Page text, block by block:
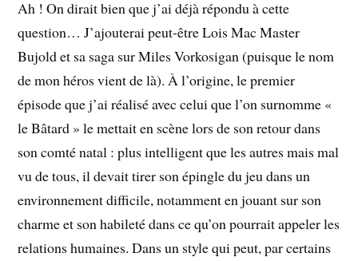
Ah ! On dirait bien que j’ai déjà répondu à cette
question… J’ajouterai peut-être Lois Mac Master
Bujold et sa saga sur Miles Vorkosigan (puisque le nom
de mon héros vient de là). À l’origine, le premier
épisode que j’ai réalisé avec celui que l’on surnomme «
le Bâtard » le mettait en scène lors de son retour dans
son comté natal : plus intelligent que les autres mais mal
vu de tous, il devait tirer son épingle du jeu dans un
environnement difficile, notamment en jouant sur son
charme et son habileté dans ce qu’on pourrait appeler les
relations humaines. Dans un style qui peut, par certains